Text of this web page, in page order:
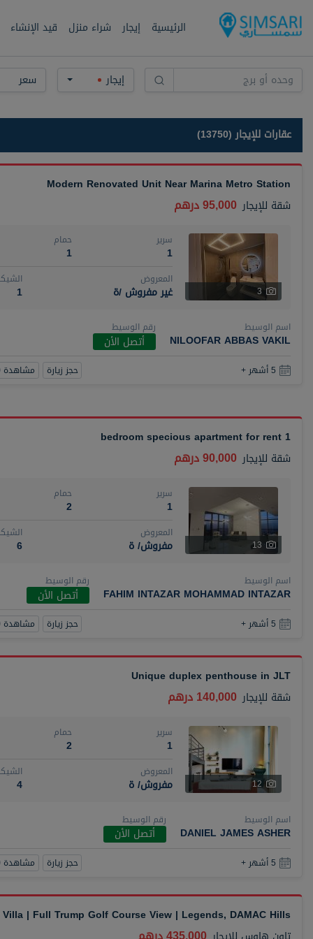
الرئيسية إيجار شراء منزل قيد الإنشاء
إيجار سعر
عقارات للإيجار (13750)
Modern Renovated Unit Near Marina Metro Station
شقة للإيجار 95,000 درهم
3
سرير
1
حمام
1
المعروض
غير مفروش /ة 1
اسم الوسيط
NILOOFAR ABBAS VAKIL
رقم الوسيط
أتصل الأن
5 أشهر + حجز زيارة مشاهدة 360
1 bedroom specious apartment for rent
شقة للإيجار 90,000 درهم
13
سرير
1
حمام
2
المعروض
مفروش/ ة 6
اسم الوسيط
FAHIM INTAZAR MOHAMMAD INTAZAR
رقم الوسيط
أتصل الأن
5 أشهر + حجز زيارة مشاهدة 360
Unique duplex penthouse in JLT
شقة للإيجار 140,000 درهم
12
سرير
1
حمام
2
المعروض
مفروش/ ة 4
اسم الوسيط
DANIEL JAMES ASHER
رقم الوسيط
أتصل الأن
5 أشهر + حجز زيارة مشاهدة 360
| Full Trump Golf Course View | Legends, DAMAC Hills